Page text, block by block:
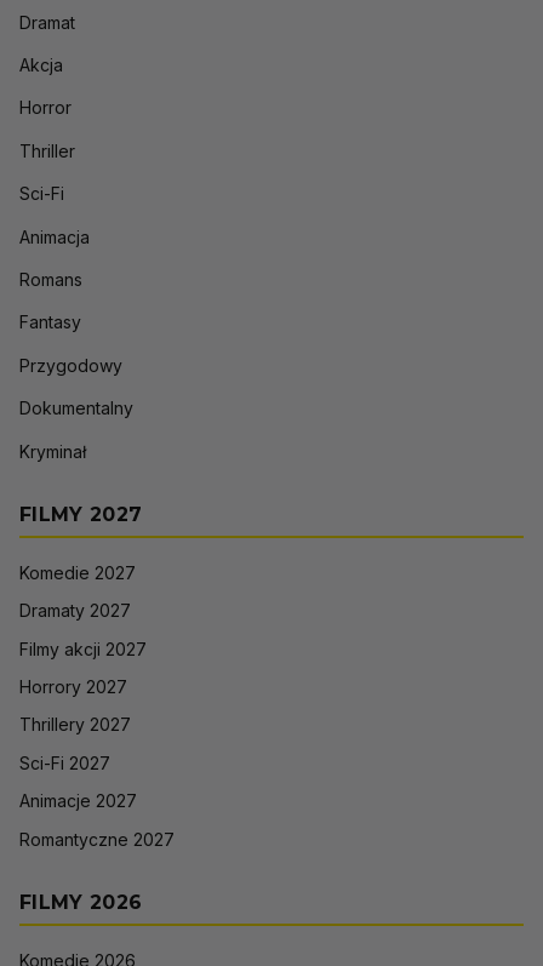
Dramat
Akcja
Horror
Thriller
Sci-Fi
Animacja
Romans
Fantasy
Przygodowy
Dokumentalny
Kryminał
FILMY 2027
Komedie 2027
Dramaty 2027
Filmy akcji 2027
Horrory 2027
Thrillery 2027
Sci-Fi 2027
Animacje 2027
Romantyczne 2027
FILMY 2026
Komedie 2026